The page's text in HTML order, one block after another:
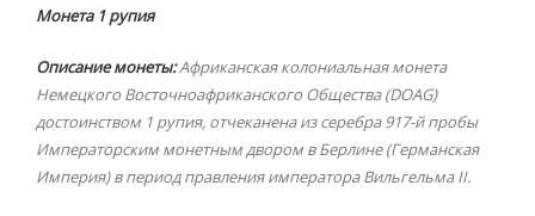
Монета 1 рупия
Описание монеты:Африканская колониальная монета
Немецкого Восточноафриканского Общества (DOAG)
достоинством 1 рупия, отчеканена из серебра 917-й пробы
Императорским монетным двором в Берлине (Германская
Империя) в период правления императора Вильгельма II.